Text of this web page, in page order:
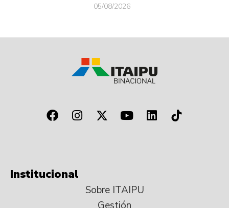
05/08/2026
Institucional
Sobre ITAIPU
Gestión